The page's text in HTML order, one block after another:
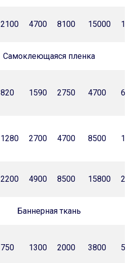
2100 4700 8100 15000
Самоклеющаяся пленка
820 1590 2750 4700
1280 2700 4700 8500
2200 4900 8500 15800
Баннерная ткань
750 1300 2000 3800